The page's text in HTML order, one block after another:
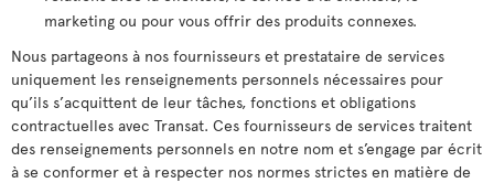
marketing ou pour vous offrir des produits connexes.
Nous partageons à nos fournisseurs et prestataire de services
uniquement les renseignements personnels nécessaires pour
qu’ils s’acquittent de leur tâches, fonctions et obligations
contractuelles avec Transat. Ces fournisseurs de services traitent
des renseignements personnels en notre nom et s’engage par écrit
à se conformer et à respecter nos normes strictes en matière de